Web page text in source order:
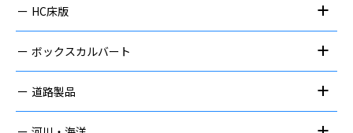
HC床版
ボックスカルバート
道路製品